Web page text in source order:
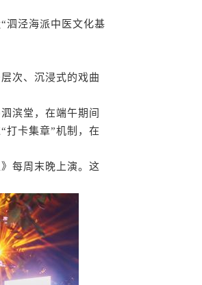
泾海派中医文化基
次、沉浸式的戏曲
滨堂，在端午期间
打卡集章”机制，在
每周末晚上演。这